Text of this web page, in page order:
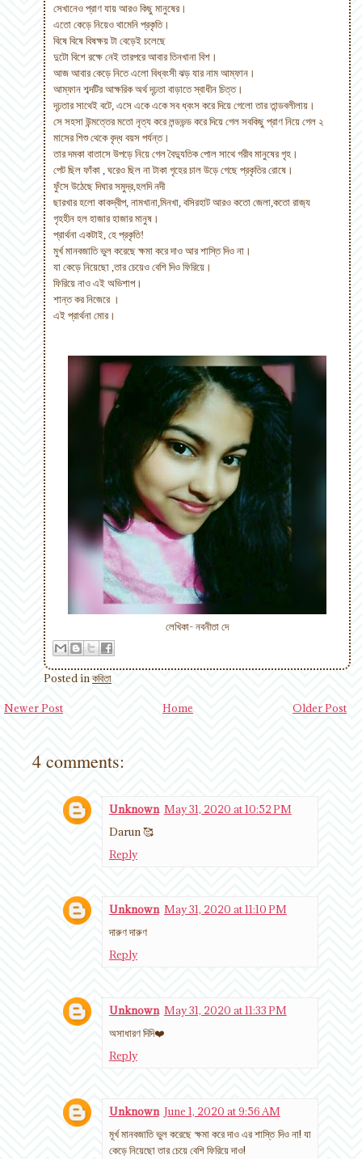
সেখানেও প্রাণ যায় আরও কিছু মানুষের।
এতো কেড়ে নিয়েও থামেনি প্রকৃতি।
বিষে বিষে বিষক্ষয় টা বেড়েই চলেছে
দুটো বিশে রক্ষে নেই তারপরে আবার তিনখানা বিশ।
আজ আবার কেড়ে নিতে এলো বিধ্বংসী ঝড় যার নাম আম্ফান।
আম্ফান শব্দটির আক্ষরিক অর্থ দৃঢ়তা বাড়াতে স্বাধীন চিত্ত।
দৃঢ়তার সাথেই বটে, এসে একে একে সব ধ্বংস করে দিয়ে গেলো তার তান্ডবলীলায়।
সে সহসা উন্মত্তের মতো নৃত্য করে লন্ডভন্ড করে দিয়ে গেল সবকিছু প্রাণ নিয়ে গেল ২
মাসের শিশু থেকে বৃদ্ধ বয়স পর্যন্ত।
তার দমকা বাতাসে উপড়ে নিয়ে গেল বৈদ‍্যুতিক পোল সাথে গরীব মানুষের গৃহ।
পেট ছিল ফাঁকা , ঘরেও ছিল না টাকা গৃহের চাল উড়ে গেছে প্রকৃতির রোষে।
ফুঁসে উঠেছে দিঘার সমুদ্র,হলদি নদী
ছারখার হলো কাকদ্বীপ, নামখানা,মিনখা, বসিরহাট আরও কতো জেলা,কতো রাজ‍্য
গৃহহীন হল হাজার হাজার মানুষ।
প্রার্থনা একটাই, হে প্রকৃতি!
মুর্খ মানবজাতি ভুল করেছে ক্ষমা করে দাও আর শাস্তি দিও না।
যা কেড়ে নিয়েছো ,তার চেয়েও বেশি দিও ফিরিয়ে।
ফিরিয়ে নাও এই অভিশাপ।
শান্ত কর নিজেরে ।
এই প্রার্থনা মোর।
লেখিকা- নবনীতা দে
Posted inকবিতা
Newer Post Older Post
Home
4 comments:
Unknown May 31, 2020 at 10:52 PM
Darun 🥰
Reply
Unknown May 31, 2020 at 11:10 PM
দারুণ দারুণ
Reply
Unknown May 31, 2020 at 11:33 PM
অসাধারণ দিদি❤️
Reply
Unknown June 1, 2020 at 9:56 AM
মূর্খ মানবজাতি ভুল করেছে ক্ষমা করে দাও এর শাস্তি দিও না! যা
কেড়ে নিয়েছো তার চেয়ে বেশি ফিরিয়ে দাও!